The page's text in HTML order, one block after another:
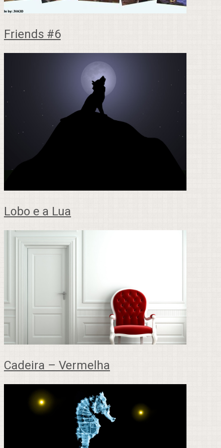
Friends #6
Lobo e a Lua
Cadeira – Vermelha